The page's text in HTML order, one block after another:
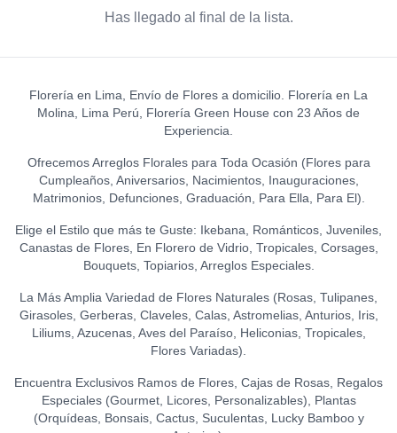
Has llegado al final de la lista.
Florería en Lima, Envío de Flores a domicilio. Florería en La
Molina, Lima Perú, Florería Green House con 23 Años de
Experiencia.
Ofrecemos Arreglos Florales para Toda Ocasión (Flores para
Cumpleaños, Aniversarios, Nacimientos, Inauguraciones,
Matrimonios, Defunciones, Graduación, Para Ella, Para El).
Elige el Estilo que más te Guste: Ikebana, Románticos, Juveniles,
Canastas de Flores, En Florero de Vidrio, Tropicales, Corsages,
Bouquets, Topiarios, Arreglos Especiales.
La Más Amplia Variedad de Flores Naturales (Rosas, Tulipanes,
Girasoles, Gerberas, Claveles, Calas, Astromelias, Anturios, Iris,
Liliums, Azucenas, Aves del Paraíso, Heliconias, Tropicales,
Flores Variadas).
Encuentra Exclusivos Ramos de Flores, Cajas de Rosas, Regalos
Especiales (Gourmet, Licores, Personalizables), Plantas
(Orquídeas, Bonsais, Cactus, Suculentas, Lucky Bamboo y